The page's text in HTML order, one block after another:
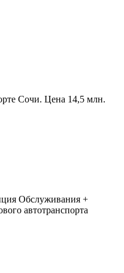
Сочи. Цена 14,5 млн.
Обслуживания +
автотранспорта